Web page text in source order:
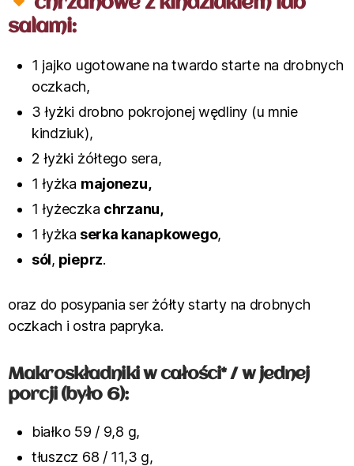
salami:
1 jajko ugotowane na twardo starte na drobnych
oczkach,
3 łyżki drobno pokrojonej wędliny (u mnie
kindziuk),
2 łyżki żółtego sera,
1 łyżka majonezu,
1 łyżeczka chrzanu,
1 łyżka serka kanapkowego,
sól, pieprz.
oraz do posypania ser żółty starty na drobnych
oczkach i ostra papryka.
Makroskładniki w całości* / w jednej
porcji (było 6):
białko 59 / 9,8 g,
tłuszcz 68 / 11,3 g,